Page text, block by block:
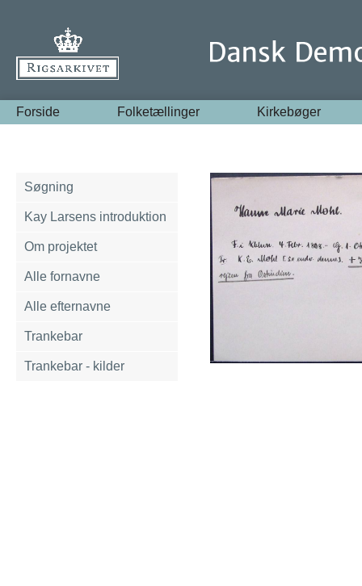
Forside Folketællinger Kirkebøger
Søgning
Kay Larsens introduktion
Om projektet
Alle fornavne
Alle efternavne
Trankebar
Trankebar - kilder